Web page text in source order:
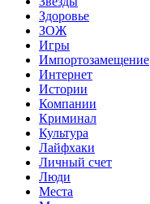
Здоровье
ЗОЖ
Игры
Импортозамещение
Интернет
Истории
Компании
Криминал
Культура
Лайфхаки
Личный счет
Люди
Места